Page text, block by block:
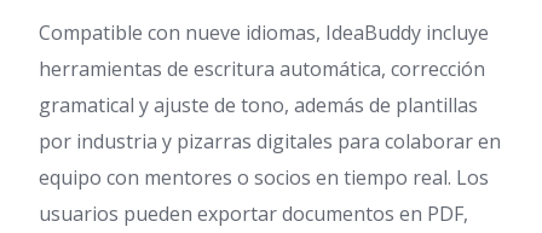
Compatible con nueve idiomas, IdeaBuddy incluye
herramientas de escritura automática, corrección
gramatical y ajuste de tono, además de plantillas
por industria y pizarras digitales para colaborar en
equipo con mentores o socios en tiempo real. Los
usuarios pueden exportar documentos en PDF,